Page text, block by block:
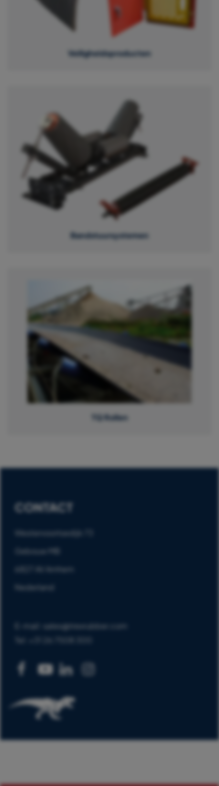
Veiligheidsproducten
Bandstuursystemen
TQ Rollen
CONTACT
Westervoortsedijk 73
Gebouw MB
6827 AV Arnhem
Nederland
E-mail: sales@trexrubber.com